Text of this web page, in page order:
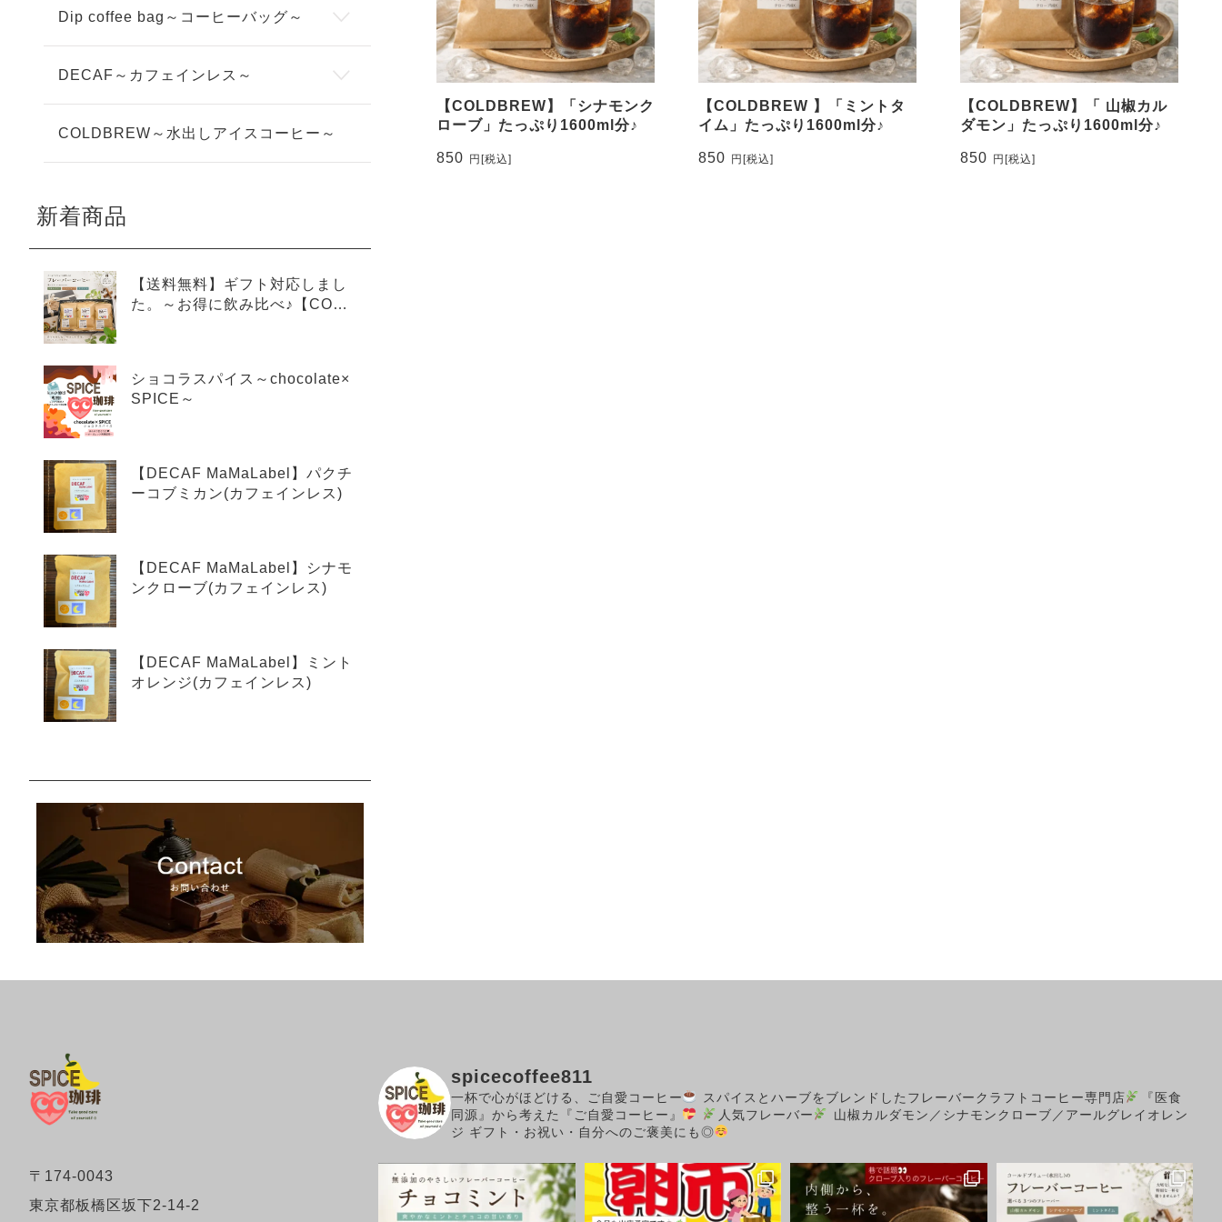
【COLDBREW】「シナモンク
ローブ」たっぷり1600ml分♪
850 円[税込]
【COLDBREW 】「ミントタ
イム」たっぷり1600ml分♪
850 円[税込]
【COLDBREW】「 山椒カル
ダモン」たっぷり1600ml分♪
850 円[税込]
Dip coffee bag～コーヒーバッグ～
DECAF～カフェインレス～
COLDBREW～水出しアイスコーヒー～
新着商品
【送料無料】ギフト対応しまし
た。～お得に飲み比べ♪【COLD
ショコラスパイス～chocolate×
SPICE～
【DECAF MaMaLabel】パクチ
ーコブミカン(カフェインレス)
【DECAF MaMaLabel】シナモ
ンクローブ(カフェインレス)
【DECAF MaMaLabel】ミント
オレンジ(カフェインレス)
〒174-0043
東京都板橋区坂下2-14-2
spicecoffee811
一杯で心がほどける、ご自愛コーヒー スパイスとハーブをブレンドしたフレーバークラフトコーヒー専門店
『医食
同源』から考えた『ご自愛コーヒー』
人気フレーバー
山椒カルダモン／シナモンクローブ／アールグレイオレン
ジ ギフト・お祝い・自分へのご褒美にも◎